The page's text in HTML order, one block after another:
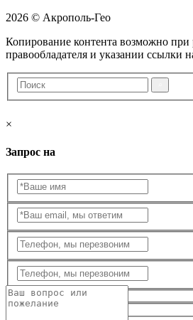
2026 © Акрополь-Гео
Копирование контента возможно при
правообладателя и указании ссылки
×
Запрос на